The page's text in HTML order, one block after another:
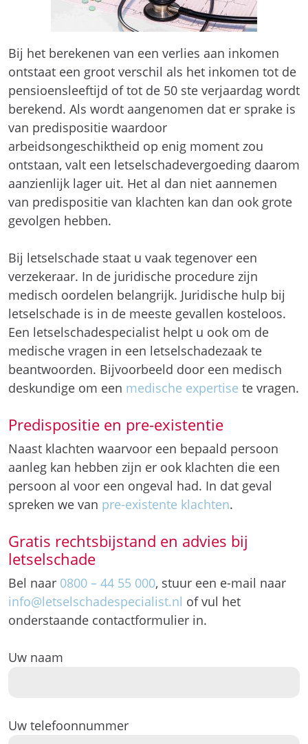
Bij het berekenen van een verlies aan inkomen
ontstaat een groot verschil als het inkomen tot de
pensioensleeftijd of tot de 50 ste verjaardag wordt
berekend. Als wordt aangenomen dat er sprake is
van predispositie waardoor
arbeidsongeschiktheid op enig moment zou
ontstaan, valt een letselschadevergoeding daarom
aanzienlijk lager uit. Het al dan niet aannemen
van predispositie van klachten kan dan ook grote
gevolgen hebben.
Bij letselschade staat u vaak tegenover een
verzekeraar. In de juridische procedure zijn
medisch oordelen belangrijk. Juridische hulp bij
letselschade is in de meeste gevallen kosteloos.
Een letselschadespecialist helpt u ook om de
medische vragen in een letselschadezaak te
beantwoorden. Bijvoorbeeld door een medisch
deskundige om een medische expertise te vragen.
Predispositie en pre-existentie
Naast klachten waarvoor een bepaald persoon
aanleg kan hebben zijn er ook klachten die een
persoon al voor een ongeval had. In dat geval
spreken we van pre-existente klachten.
Gratis rechtsbijstand en advies bij
letselschade
Bel naar 0800 – 44 55 000, stuur een e-mail naar
info@letselschadespecialist.nl of vul het
onderstaande contactformulier in.
Uw naam
Uw telefoonnummer